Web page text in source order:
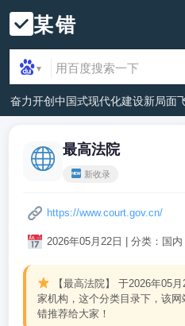
某错
▼
奋力开创中国式现代化建设新局面
最高法院
新收录
https://www.court.gov.cn/
2026年05月22日 | 分类：国
【最高法院】
于2026年05
家机构，这个分类目录下，该
错推荐给大家！